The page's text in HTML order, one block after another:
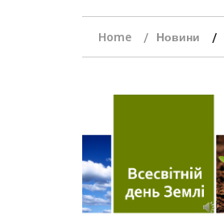
Home Новини